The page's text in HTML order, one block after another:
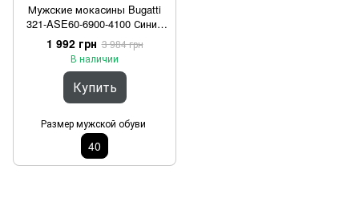
Мужские мокасины Bugatti
321-ASE60-6900-4100 Синий
40
1 992 грн 3 984 грн
В наличии
Купить
Размер мужской обуви
40